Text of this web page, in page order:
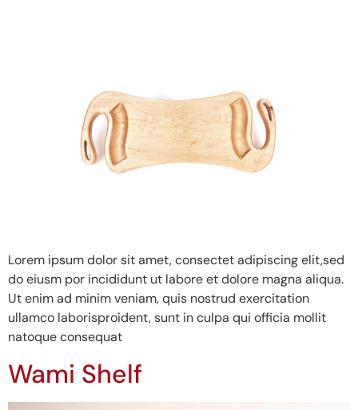
Lorem ipsum dolor sit amet, consectet adipiscing elit,sed
do eiusm por incididunt ut labore et dolore magna aliqua.
Ut enim ad minim veniam, quis nostrud exercitation
ullamco laborisproident, sunt in culpa qui officia mollit
natoque consequat
Wami Shelf